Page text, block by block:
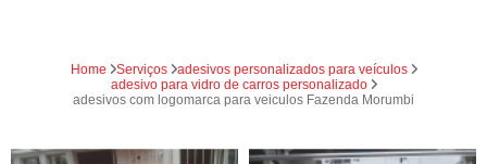
Home Serviços
adesivos personalizados para veículos
adesivo para vidro de carros personalizado
adesivos com logomarca para veiculos Fazenda Morumbi